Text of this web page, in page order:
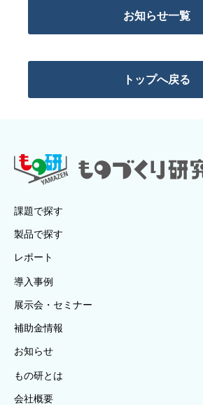
お知らせ一覧
トップへ戻る
課題で探す
製品で探す
レポート
導入事例
展示会・セミナー
補助金情報
お知らせ
もの研とは
会社概要